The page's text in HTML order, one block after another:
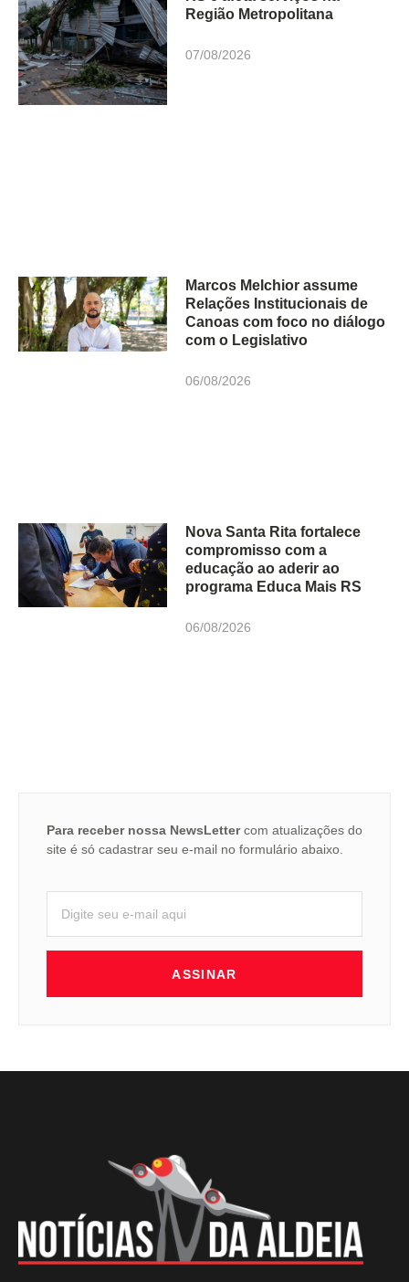
Região Metropolitana
07/08/2026
Marcos Melchior assume
Relações Institucionais de
Canoas com foco no diálogo
com o Legislativo
06/08/2026
Nova Santa Rita fortalece
compromisso com a
educação ao aderir ao
programa Educa Mais RS
06/08/2026
Para receber nossa NewsLettercom atualizações do
site é só cadastrar seu e-mail no formulário abaixo.
ASSINAR